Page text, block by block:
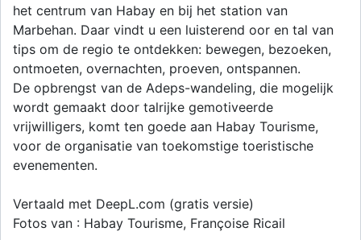
het centrum van Habay en bij het station van
Marbehan. Daar vindt u een luisterend oor en tal van
tips om de regio te ontdekken: bewegen, bezoeken,
ontmoeten, overnachten, proeven, ontspannen.
De opbrengst van de Adeps-wandeling, die mogelijk
wordt gemaakt door talrijke gemotiveerde
vrijwilligers, komt ten goede aan Habay Tourisme,
voor de organisatie van toekomstige toeristische
evenementen.
Vertaald met DeepL.com (gratis versie)
Fotos van : Habay Tourisme, Françoise Ricail